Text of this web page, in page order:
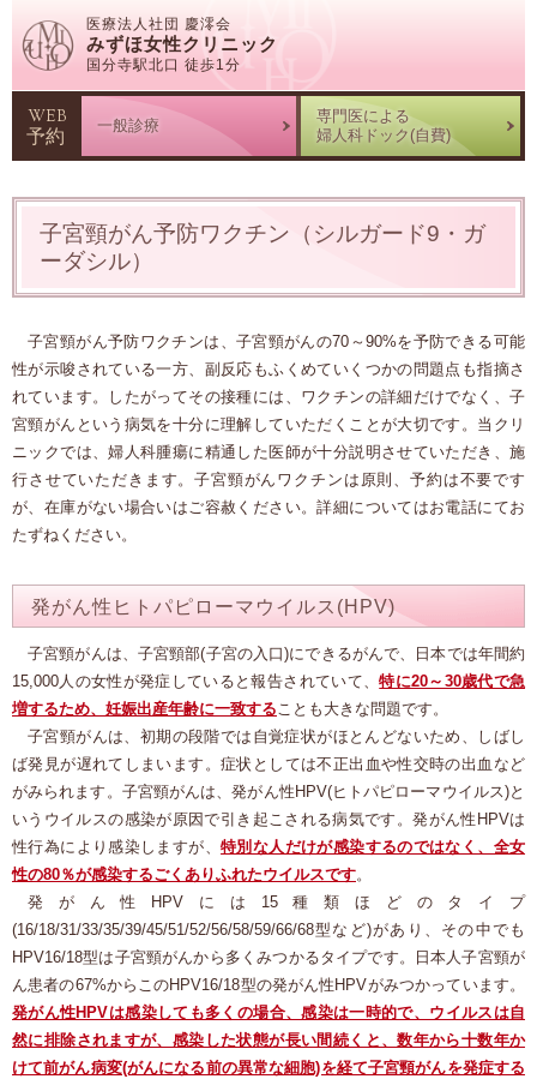
医療法人社団 慶澪会
みずほ女性クリニック
国分寺駅北口 徒歩1分
WEB
予約 一般診療
専門医による
婦人科ドック(自費)
子宮頸がん予防ワクチン（シルガード9・ガ
ーダシル）
子宮頸がん予防ワクチンは、子宮頸がんの70～90%を予防できる可能
性が示唆されている一方、副反応もふくめていくつかの問題点も指摘さ
れています。
したがってその接種には、ワクチンの詳細だけでなく、子
宮頸がんという病気を十分に理解していただくことが大切です。当クリ
ニックでは、婦人科腫瘍に精通した医師が十分説明させていただき、施
行させていただきます。子宮頸がんワクチンは原則、予約は不要です
が、在庫がない場合いはご容赦ください。詳細についてはお電話にてお
たずねください。
発がん性ヒトパピローマウイルス(HPV)
子宮頸がんは、子宮頸部(子宮の入口)にできるがんで、日本では年間約
15,000人の女性が発症していると報告されていて、特に20～30歳代で急
増するため、妊娠出産年齢に一致することも大きな問題です。
子宮頸がんは、初期の段階では自覚症状がほとんどないため、しばし
ば発見が遅れてしまいます。症状としては不正出血や性交時の出血など
がみられます。子宮頸がんは、発がん性HPV(ヒトパピローマウイルス)と
いうウイルスの感染が原因で引き起こされる病気です。発がん性HPVは
性行為により感染しますが、特別な人だけが感染するのではなく、全女
性の80％が感染するごくありふれたウイルスです。
発がん性HPVには15種類ほどのタイプ
(16/18/31/33/35/39/45/51/52/56/58/59/66/68型など)があり、その中でも
HPV16/18型は子宮頸がんから多くみつかるタイプです。日本人子宮頸が
ん患者の67%からこのHPV16/18型の発がん性HPVがみつかっています。
発がん性HPVは感染しても多くの場合、感染は一時的で、ウイルスは自
然に排除されますが、感染した状態が長い間続くと、数年から十数年か
けて前がん病変(がんになる前の異常な細胞)を経て子宮頸がんを発症する